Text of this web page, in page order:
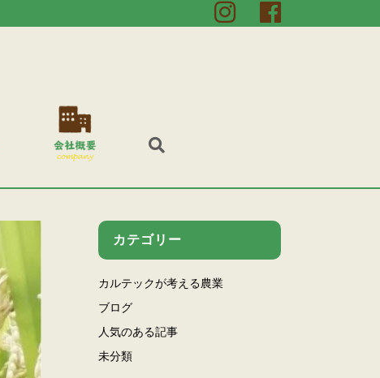
カテゴリー
カルテックが考える農業
ブログ
人気のある記事
未分類